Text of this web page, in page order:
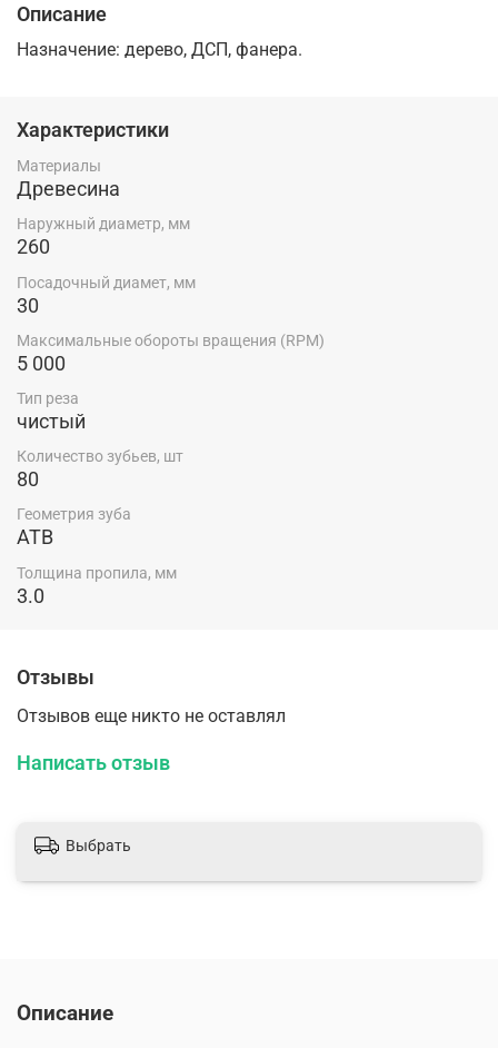
Описание
Назначение: дерево, ДСП, фанера.
Характеристики
Материалы
Древесина
Наружный диаметр, мм
260
Посадочный диамет, мм
30
Максимальные обороты вращения (RPM)
5 000
Тип реза
чистый
Количество зубьев, шт
80
Геометрия зуба
ATB
Толщина пропила, мм
3.0
Отзывы
Отзывов еще никто не оставлял
Написать отзыв
Выбрать
Описание